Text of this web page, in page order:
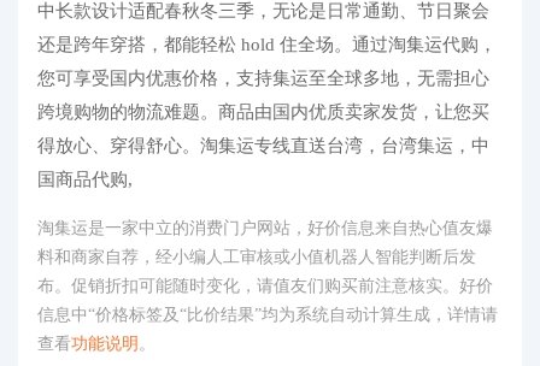
中长款设计适配春秋冬三季，无论是日常通勤、节日聚会
还是跨年穿搭，都能轻松 hold 住全场。通过淘集运代购，
您可享受国内优惠价格，支持集运至全球多地，无需担心
跨境购物的物流难题。商品由国内优质卖家发货，让您买
得放心、穿得舒心。淘集运专线直送台湾，台湾集运，中
国商品代购,
淘集运是一家中立的消费门户网站，好价信息来自热心值友爆
料和商家自荐，经小编人工审核或小值机器人智能判断后发
布。促销折扣可能随时变化，请值友们购买前注意核实。好价
信息中“价格标签及“比价结果”均为系统自动计算生成，详情请
查看功能说明 。